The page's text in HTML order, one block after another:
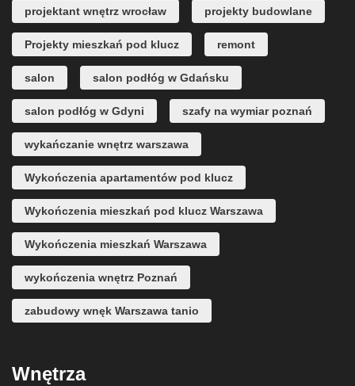
projektant wnętrz wrocław projekty budowlane
Projekty mieszkań pod klucz remont
salon salon podłóg w Gdańsku
salon podłóg w Gdyni szafy na wymiar poznań
wykańczanie wnętrz warszawa
Wykończenia apartamentów pod klucz
Wykończenia mieszkań pod klucz Warszawa
Wykończenia mieszkań Warszawa
wykończenia wnętrz Poznań
zabudowy wnęk Warszawa tanio
Wnętrza